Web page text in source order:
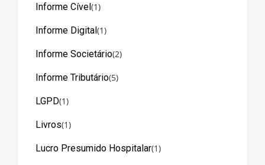
Informe Cível(1)
Informe Digital(1)
Informe Societário(2)
Informe Tributário(5)
LGPD(1)
Livros(1)
Lucro Presumido Hospitalar(1)